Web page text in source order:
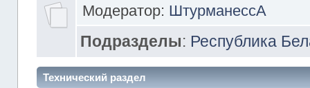
Модератор: ШтурманессА
Подразделы: Республика
Технический раздел